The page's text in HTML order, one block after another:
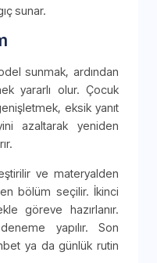
sunar.
sunmak, ardından
yararlı olur. Çocuk
eksik yanıt
azaltarak yeniden
ve materyalden
bölüm seçilir. İkinci
göreve hazırlanır.
yapılır. Son
ya da günlük rutin